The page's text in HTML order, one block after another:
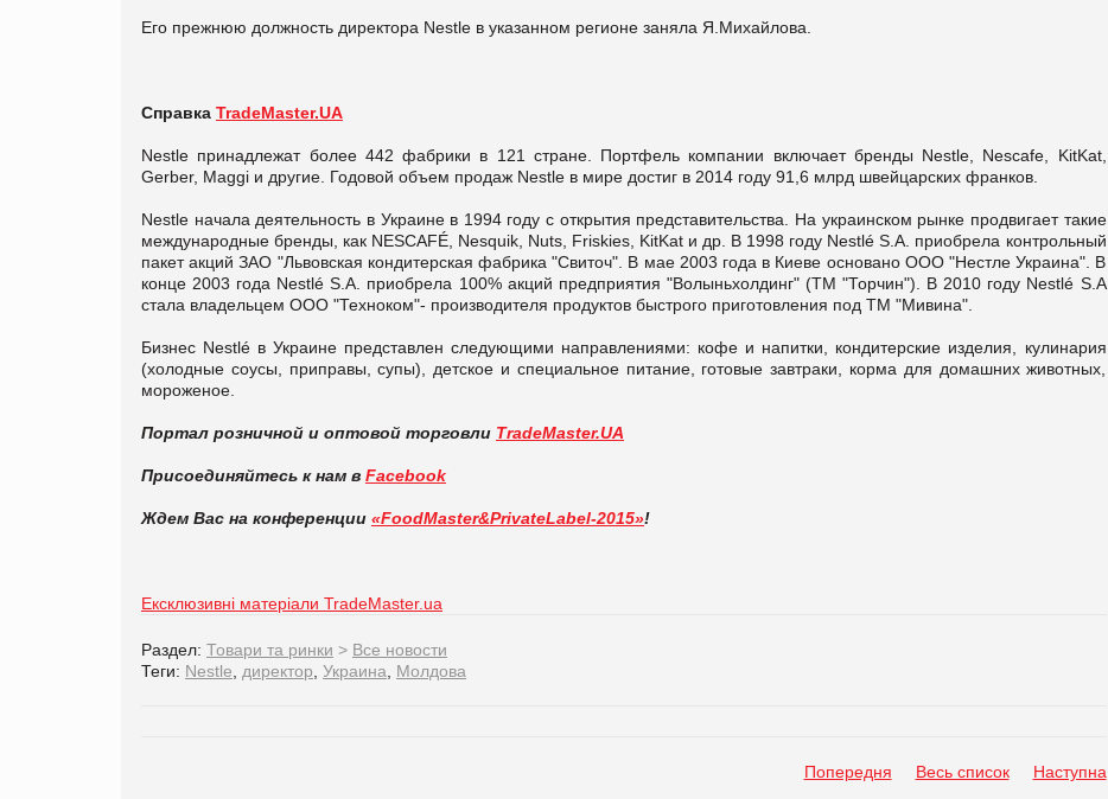
Его прежнюю должность директора Nestle в указанном регионе заняла Я.Михайлова.
Справка TradeMaster.UA
Nestle принадлежат более 442 фабрики в 121 стране. Портфель компании включает бренды Nestle, Nescafe, KitKat,
Gerber, Maggi и другие. Годовой объем продаж Nestle в мире достиг в 2014 году 91,6 млрд швейцарских франков.
Nestlе начала деятельность в Украине в 1994 году с открытия представительства. На украинском рынке продвигает такие
международные бренды, как NESCAFÉ, Nesquik, Nuts, Friskies, KitKat и др. В 1998 году Nestlé S.A. приобрела контрольный
пакет акций ЗАО "Львовская кондитерская фабрика "Свиточ". В мае 2003 года в Киеве основано ООО "Нестле Украина". В
конце 2003 года Nestlé S.A. приобрела 100% акций предприятия "Волыньхолдинг" (ТМ "Торчин"). В 2010 году Nestlé S.A
стала владельцем ООО "Техноком"- производителя продуктов быстрого приготовления под ТМ "Мивина".
Бизнес Nestlé в Украине представлен следующими направлениями: кофе и напитки, кондитерские изделия, кулинария
(холодные соусы, приправы, супы), детское и специальное питание, готовые завтраки, корма для домашних животных,
мороженое.
Портал розничной и оптовой торговли TradeMaster.UA
Присоединяйтесь к нам в Facebook
Ждем Вас на конференции «FoodMaster&PrivateLabel-2015»!
Ексклюзивні матеріали TradeMaster.ua
Раздел: Товари та ринки > Все новости
Теги: Nestle директор Украина Молдова
Попередня Весь список Наступна